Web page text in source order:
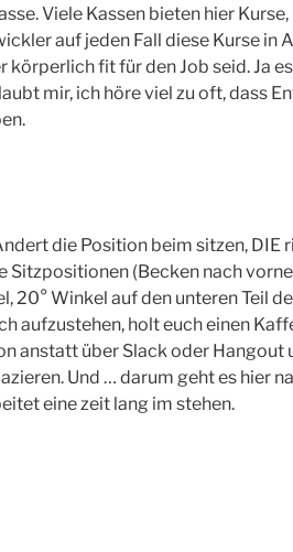
Viele Kassen bieten hier
auf jeden Fall diese Kurse in
körperlich fit für den Job seid. Ja
mir, ich höre viel zu oft, dass
die Position beim sitzen, DIE
Sitzpositionen (Becken nach
20° Winkel auf den unteren Teil
aufzustehen, holt euch einen
anstatt über Slack oder Hangout
Und … darum geht es hier
eine zeit lang im stehen.